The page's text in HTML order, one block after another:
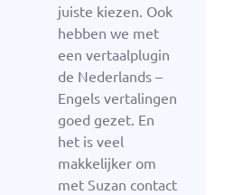
juiste kiezen. Ook
hebben we met
een vertaalplugin
de Nederlands –
Engels vertalingen
goed gezet. En
het is veel
makkelijker om
met Suzan contact